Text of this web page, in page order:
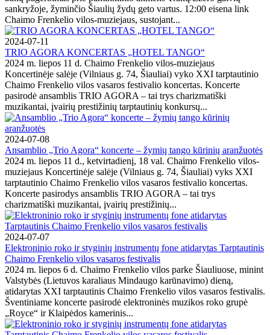
sankryžoje, žyminčio Šiaulių žydų geto vartus. 12:00 eisena link
Chaimo Frenkelio vilos-muziejaus, sustojant...
2024-07-11
TRIO AGORA KONCERTAS „HOTEL TANGO“
2024 m. liepos 11 d. Chaimo Frenkelio vilos-muziejaus
Koncertinėje salėje (Vilniaus g. 74, Šiauliai) vyko XXI tarptautinio
Chaimo Frenkelio vilos vasaros festivalio koncertas. Koncerte
pasirodė ansamblis TRIO AGORA – tai trys charizmatiški
muzikantai, įvairių prestižinių tarptautinių konkursų...
2024-07-08
Ansamblio „Trio Agora“ koncerte – žymių tango kūrinių aranžuotės
2024 m. liepos 11 d., ketvirtadienį, 18 val. Chaimo Frenkelio vilos-
muziejaus Koncertinėje salėje (Vilniaus g. 74, Šiauliai) vyks XXI
tarptautinio Chaimo Frenkelio vilos vasaros festivalio koncertas.
Koncerte pasirodys ansamblis TRIO AGORA – tai trys
charizmatiški muzikantai, įvairių prestižinių...
2024-07-07
Elektroninio roko ir styginių instrumentų fone atidarytas Tarptautinis
Chaimo Frenkelio vilos vasaros festivalis
2024 m. liepos 6 d. Chaimo Frenkelio vilos parke Šiauliuose, minint
Valstybės (Lietuvos karaliaus Mindaugo karūnavimo) dieną,
atidarytas XXI tarptautinis Chaimo Frenkelio vilos vasaros festivalis.
Šventiniame koncerte pasirodė elektroninės muzikos roko grupė
„Royce“ ir Klaipėdos kamerinis...